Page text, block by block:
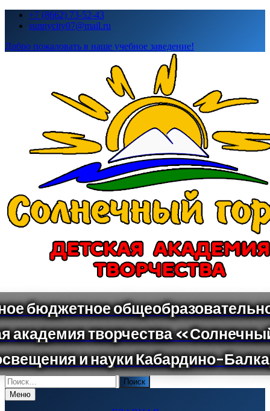
Перейти+7 (8662) 73-52-43
sunnycity07@mail.ru
Добро пожаловать в наше учебное заведение!
Поиск
по:Меню